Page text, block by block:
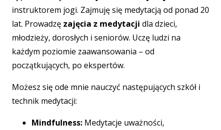
instruktorem jogi. Zajmuję się medytacją od ponad 20
lat. Prowadzę zajęcia z medytacji dla dzieci,
młodzieży, dorosłych i seniorów. Uczę ludzi na
każdym poziomie zaawansowania – od
początkujących, po ekspertów.
Możesz się ode mnie nauczyć następujących szkół i
technik medytacji:
Mindfulness: Medytacje uważności,